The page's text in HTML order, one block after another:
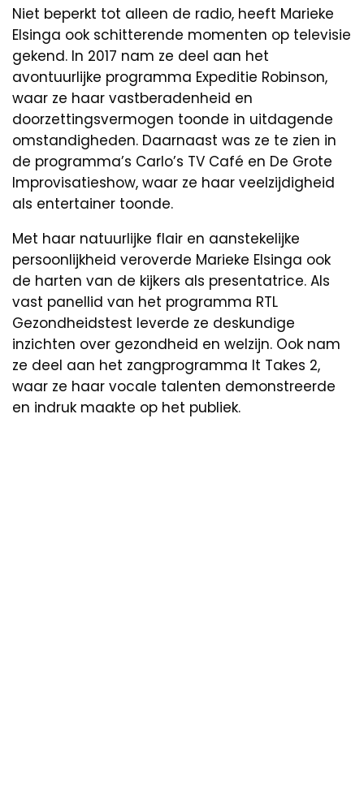
Niet beperkt tot alleen de radio, heeft Marieke
Elsinga ook schitterende momenten op televisie
gekend. In 2017 nam ze deel aan het
avontuurlijke programma Expeditie Robinson,
waar ze haar vastberadenheid en
doorzettingsvermogen toonde in uitdagende
omstandigheden. Daarnaast was ze te zien in
de programma’s Carlo’s TV Café en De Grote
Improvisatieshow, waar ze haar veelzijdigheid
als entertainer toonde.
Met haar natuurlijke flair en aanstekelijke
persoonlijkheid veroverde Marieke Elsinga ook
de harten van de kijkers als presentatrice. Als
vast panellid van het programma RTL
Gezondheidstest leverde ze deskundige
inzichten over gezondheid en welzijn. Ook nam
ze deel aan het zangprogramma It Takes 2,
waar ze haar vocale talenten demonstreerde
en indruk maakte op het publiek.